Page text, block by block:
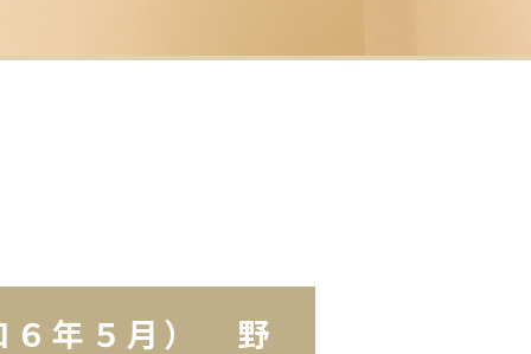
６年５月） 野